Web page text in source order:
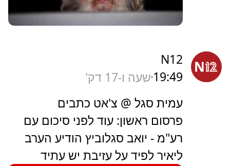
N12
19:49 שעה ו-17 דק'
עמית סגל @ צ'אט כתבים
פרסום ראשון: עוד לפני סיכום עם
רע"מ - יואב סגלוביץ הודיע הערב
ליאיר לפיד על עזיבת יש עתיד